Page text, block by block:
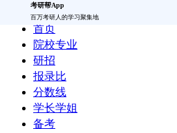
考研帮App
百万考研人的学习聚集地
首页
院校专业
研招
报录比
分数线
学长学姐
备考